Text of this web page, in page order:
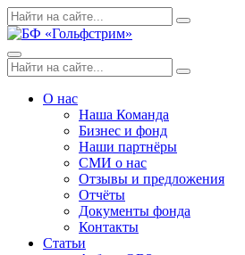
Skip
to
Поиск
по:
Search
Menu
Поиск
по:
Search
О нас
Наша Команда
Бизнес и фонд
Наши партнёры
СМИ о нас
Отзывы и предложения
Отчёты
Документы фонда
Контакты
Статьи